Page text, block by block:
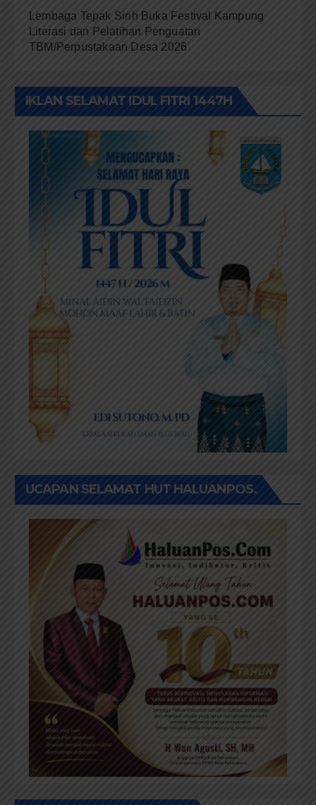
Lembaga Tepak Sirih Buka Festival Kampung
Literasi dan Pelatihan Penguatan
TBM/Perpustakaan Desa 2026
IKLAN SELAMAT IDUL FITRI 1447H
UCAPAN SELAMAT HUT HALUANPOS.